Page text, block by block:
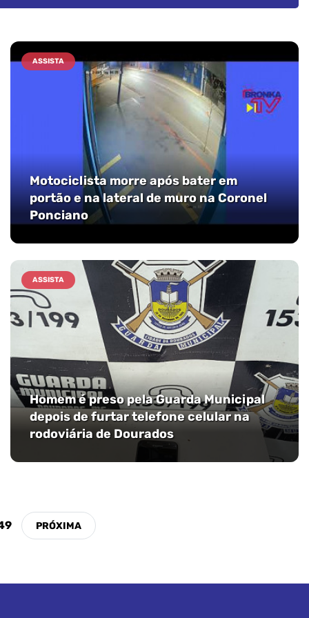
ASSISTA
Motociclista morre após bater em
portão e na lateral de muro na Coronel
Ponciano
ASSISTA
Homem é preso pela Guarda Municipal
depois de furtar telefone celular na
rodoviária de Dourados